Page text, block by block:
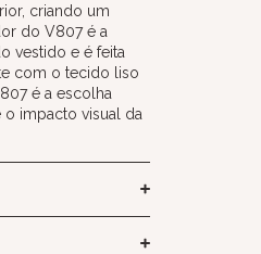
criando um
do V807 é a
vestido e é feita
com o tecido liso
é a escolha
impacto visual da